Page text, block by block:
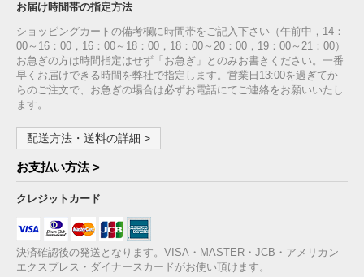
お届け時間帯の指定方法
ショッピングカートの備考欄に時間帯をご記入下さい（午前中，14：
00～16：00，16：00～18：00，18：00～20：00，19：00～21：00）
お急ぎの方は時間指定はせず「お急ぎ」とのみお書きください。一番
早くお届けできる時間を弊社で指定します。営業日13:00を過ぎてか
らのご注文で、お急ぎの場合は必ずお電話にてご連絡をお願いいたし
ます。
配送方法・送料の詳細 >
お支払い方法 >
クレジットカード
決済確認後の発送となります。VISA・MASTER・JCB・アメリカン
エクスプレス・ダイナースカードがお使い頂けます。